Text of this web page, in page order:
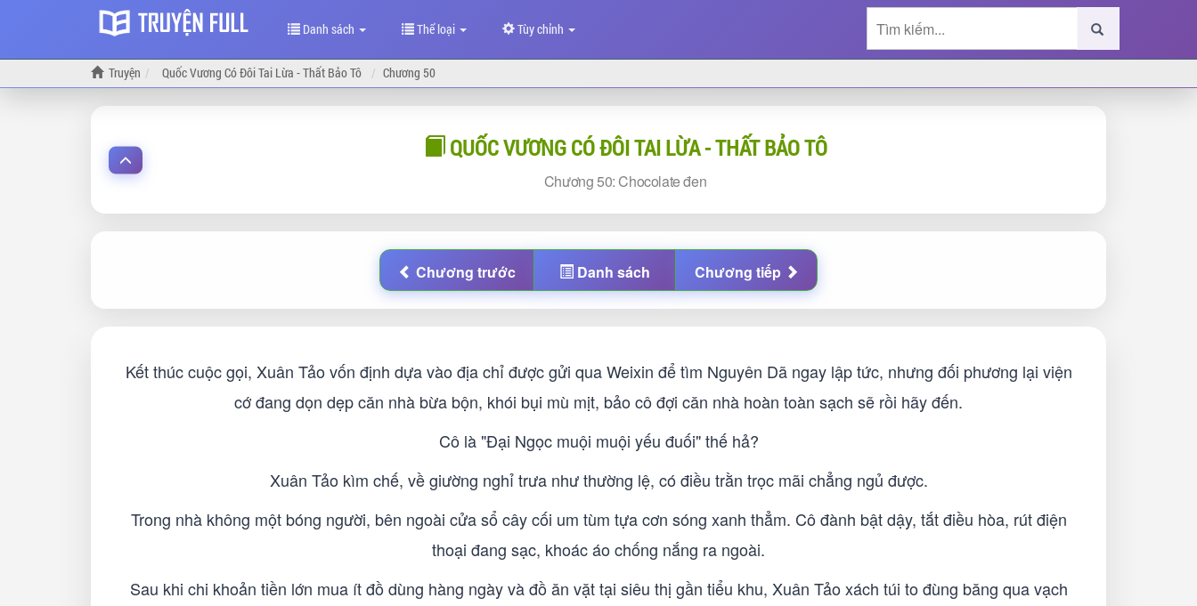
Danh sách Thể loại Tùy chỉnh
Truyện Quốc Vương Có Đôi Tai Lừa - Thất Bảo Tô Chương 50
QUỐC VƯƠNG CÓ ĐÔI TAI LỪA - THẤT BẢO TÔ
Chương50: Chocolate đen
Chương trước Danh sách Chương tiếp
Kết thúc cuộc gọi, Xuân Tảo vốn định dựa vào địa chỉ được gửi qua Weixin để tìm Nguyên Dã ngay lập tức, nhưng đối phương lại viện
cớ đang dọn dẹp căn nhà bừa bộn, khói bụi mù mịt, bảo cô đợi căn nhà hoàn toàn sạch sẽ rồi hãy đến.
Cô là "Đại Ngọc muội muội yếu đuối" thế hả?
Xuân Tảo kìm chế, về giường nghỉ trưa như thường lệ, có điều trằn trọc mãi chẳng ngủ được.
Trong nhà không một bóng người, bên ngoài cửa sổ cây cối um tùm tựa cơn sóng xanh thẳm. Cô đành bật dậy, tắt điều hòa, rút điện
thoại đang sạc, khoác áo chống nắng ra ngoài.
Sau khi chi khoản tiền lớn mua ít đồ dùng hàng ngày và đồ ăn vặt tại siêu thị gần tiểu khu, Xuân Tảo xách túi to đùng băng qua vạch